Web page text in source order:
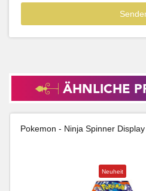
ÄHNLICHE
Pokemon - Ninja Spinner
Neuheit